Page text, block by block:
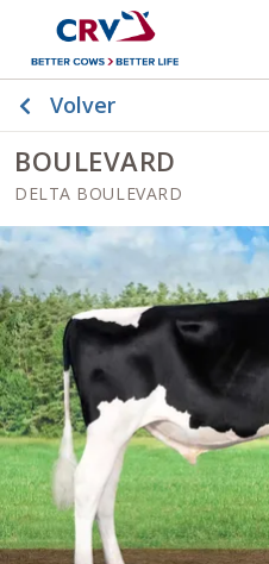
Volver
BOULEVARD
DELTA BOULEVARD